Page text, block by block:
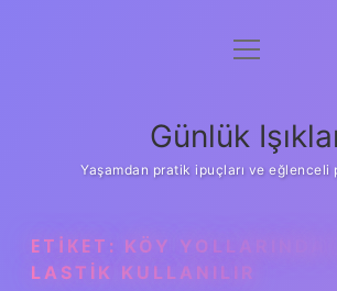
Anasayfa
Yasal Uyarı
menüyü
Günlük
Yaşamdan pratik ipuçları ve eğlenceli
ETIKET: KÖY YOLLARINDA
LASTIK KULLANILIR